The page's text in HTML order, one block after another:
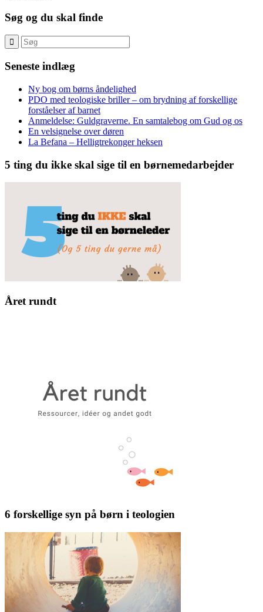
Søg og du skal finde
Seneste indlæg
Ny bog om børns åndelighed
PDO med teologiske briller – om brydning af forskellige
forståelser af barnet
Anmeldelse: Guldgraverne. En samtalebog om Gud og os
En velsignelse over døren
La Befana – Helligtrekonger heksen
5 ting du ikke skal sige til en børnemedarbejder
Året rundt
6 forskellige syn på børn i teologien